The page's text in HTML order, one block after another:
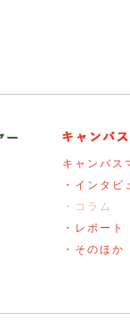
キャンバス
・インタビ
・コラム
・レポート
・そのほか